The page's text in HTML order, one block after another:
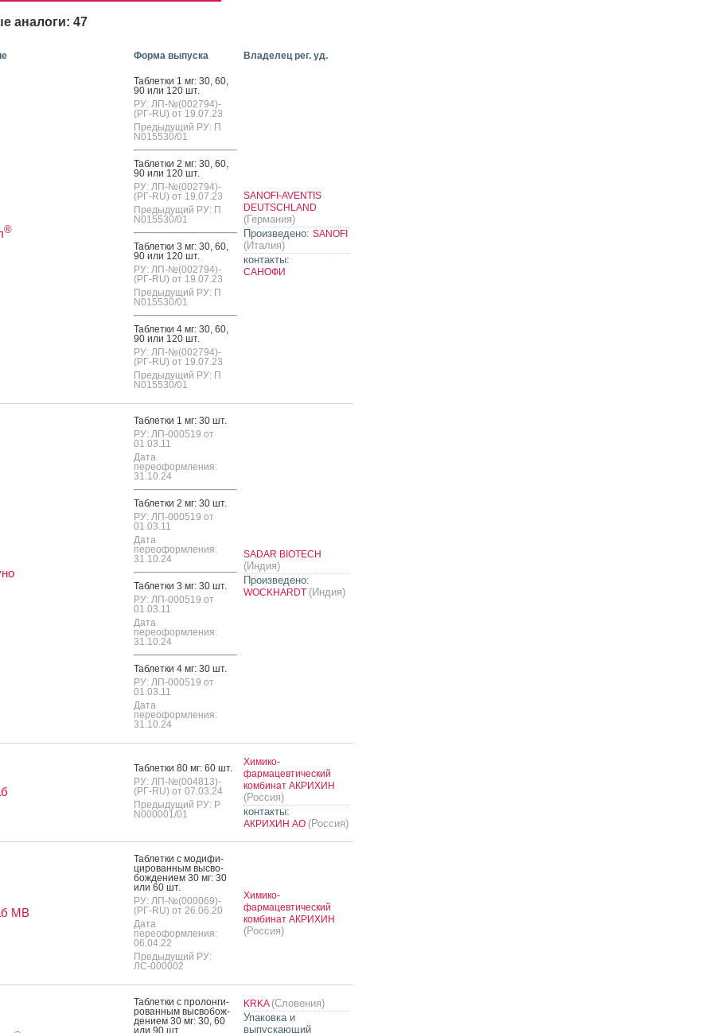
аналоги: 47
Форма выпуска Владелец рег. уд.
®
Таб­летки 1 мг: 30, 60,
90 или 120 шт.
РУ: ЛП-№(002794)-
(РГ-RU) от 19.07.23
Предыдущий РУ: П
N015530/01
Таб­летки 2 мг: 30, 60,
90 или 120 шт.
РУ: ЛП-№(002794)-
(РГ-RU) от 19.07.23
Предыдущий РУ: П
N015530/01
Таб­летки 3 мг: 30, 60,
90 или 120 шт.
РУ: ЛП-№(002794)-
(РГ-RU) от 19.07.23
Предыдущий РУ: П
N015530/01
Таб­летки 4 мг: 30, 60,
90 или 120 шт.
РУ: ЛП-№(002794)-
(РГ-RU) от 19.07.23
Предыдущий РУ: П
N015530/01
SANOFI-AVENTIS
DEUTSCHLAND
(Германия)
Произведено: SANOFI
(Италия)
контакты:
САНОФИ
Таб­летки 1 мг: 30 шт.
РУ: ЛП-000519 от
01.03.11
Дата
переоформления:
31.10.24
Таб­летки 2 мг: 30 шт.
РУ: ЛП-000519 от
01.03.11
Дата
переоформления:
31.10.24
Таб­летки 3 мг: 30 шт.
РУ: ЛП-000519 от
01.03.11
Дата
переоформления:
31.10.24
Таб­летки 4 мг: 30 шт.
РУ: ЛП-000519 от
01.03.11
Дата
переоформления:
31.10.24
SADAR BIOTECH
(Индия)
Произведено:
WOCKHARDT (Индия)
Таб­летки 80 мг: 60 шт.
РУ: ЛП-№(004813)-
(РГ-RU) от 07.03.24
Предыдущий РУ: Р
N000001/01
Химико-
фармацевтический
комбинат АКРИХИН
(Россия)
контакты:
АКРИХИН АО (Россия)
МВ
Таб­летки с мо­дифи­
циро­ван­ным выс­во­
бож­де­ни­ем 30 мг: 30
или 60 шт.
РУ: ЛП-№(000069)-
(РГ-RU) от 26.06.20
Дата
переоформления:
06.04.22
Предыдущий РУ:
ЛС-000002
Химико-
фармацевтический
комбинат АКРИХИН
(Россия)
Таб­летки с про­лон­ги­
рован­ным выс­во­бож­
де­ни­ем 30 мг: 30, 60
или 90 шт.
KRKA (Словения)
Упаковка и
выпускающий